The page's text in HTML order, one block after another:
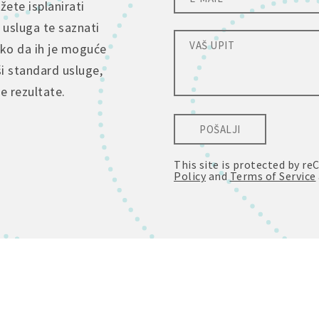
isplanirati
te saznati
da ih je moguće
standard usluge,
rezultate.
POŠALJI
This site is protected by
Policy and Terms of Service